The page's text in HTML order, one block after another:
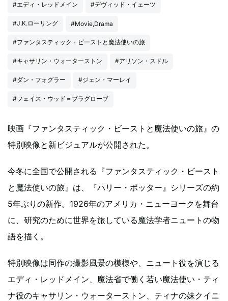
#エディ・レッドメイン #デヴィッド・イェーツ
#J.K.ローリング #Movie,Drama
#ファンタスティック・ビーストと魔法使いの旅
#キャサリン・ウォーターストン #アリソン・スドル
#ダン・フォグラー #ジェン・マーレイ
#フェイス・ウッド＝ブラグローブ
映画『ファンタスティック・ビーストと魔法使いの旅』の
特別映像と新ビジュアルが公開された。
今冬に全国で公開される『ファンタスティック・ビースト
と魔法使いの旅』は、『ハリー・ポッター』シリーズの約
5年ぶりの新作。1926年のアメリカ・ニューヨークを舞台
に、研究のために世界を旅している魔法学者ニュートの物
語を描く。
特別映像は同作の撮影風景の模様や、ニュート役を演じる
エディ・レッドメイン、魔法省で働く若い魔法使い・ティ
ナ役のキャサリン・ウォーターストン、ティナの妹クイニ